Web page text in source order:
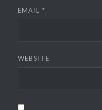
EMAIL *
WEBSITE